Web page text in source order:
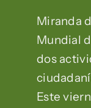
Miranda
Mundial
dos
Este